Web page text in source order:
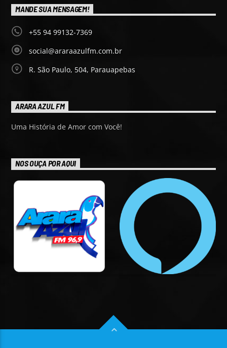
MANDE SUA MENSAGEM!
+55 94 99132-7369
social@araraazulfm.com.br
R. São Paulo, 504, Parauapebas
ARARA AZUL FM
Uma História de Amor com Você!
NOS OUÇA POR AQUI